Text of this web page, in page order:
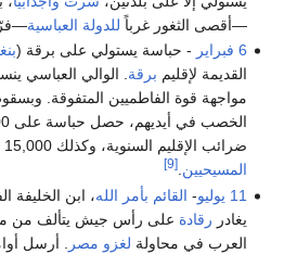
—أقصى الثغور غرباً للدولة العباسية
6 فبراير - حباسة يستولي على برقة (
القديمة لإقليم برقة. الوالي العباسي
مواجهة قوة الفاطميين المتفوقة.
الخصب في أيديهم، حصل حباسة على 24,000
ضرائب الإقليم السنوية، وكذلك 15,000 دينار جزية من
المسيحيين.
[9]
11 يوليو - القائم بأمر الله، ابن الخليفة
يغادر رقادة على رأس جيش يتألف من
العرب في محاولة لغزو مصر . أرسل